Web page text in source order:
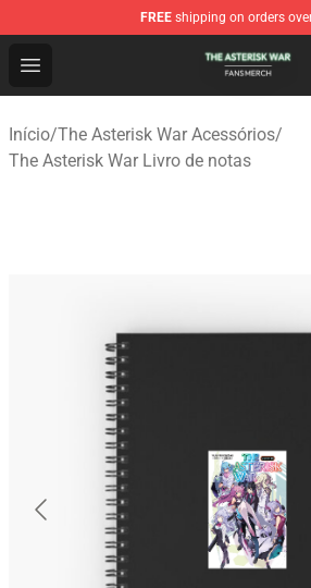
FREE shipping on orders
Open menu
The Asterisk War Shop - Official
Início/The Asterisk War Acessórios/
The Asterisk War Livro de notas